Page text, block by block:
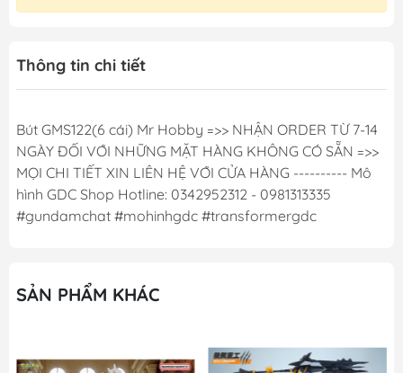
Thông tin chi tiết
Bút GMS122(6 cái) Mr Hobby =>> NHẬN ORDER TỪ 7-14
NGÀY ĐỐI VỚI NHỮNG MẶT HÀNG KHÔNG CÓ SẴN =>>
MỌI CHI TIẾT XIN LIÊN HỆ VỚI CỬA HÀNG ---------- Mô
hình GDC Shop Hotline: 0342952312 - 0981313335
#gundamchat #mohinhgdc #transformergdc
SẢN PHẨM KHÁC